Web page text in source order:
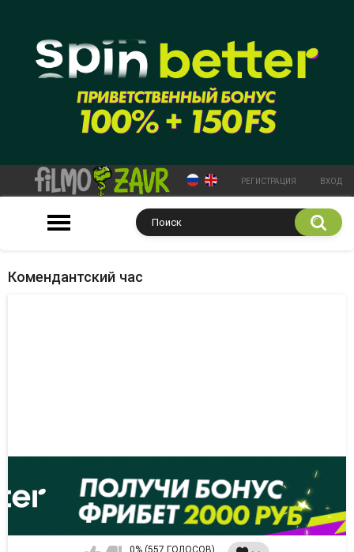
РЕГИСТРАЦИЯ ВХОД
Комендантский час